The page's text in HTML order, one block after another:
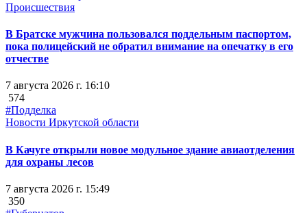
Происшествия
В Братске мужчина пользовался поддельным паспортом,
пока полицейский не обратил внимание на опечатку в его
отчестве
7 августа 2026 г. 16:10
574
#Подделка
Новости Иркутской области
В Качуге открыли новое модульное здание авиаотделения
для охраны лесов
7 августа 2026 г. 15:49
350